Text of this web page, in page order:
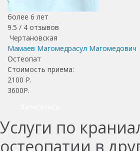
более 6 лет
9.5 / 4 отзывов
Чертановская
Мамаев Магомедрасул Магомедович
Остеопат
Стоимость приема:
2100 Р.
3600Р.
Услуги по
остеопатии в